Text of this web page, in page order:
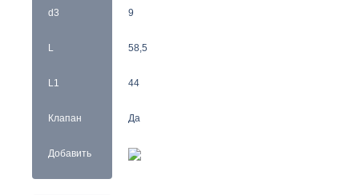
d3
L
L1
Клапан
Добавить
9
58,5
44
Да